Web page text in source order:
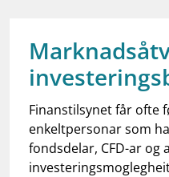
dashboardInformasjon for
notifications_noneAbonner på
Finanstilsynet får ofte
enkeltpersonar som
fondsdelar, CFD-ar og